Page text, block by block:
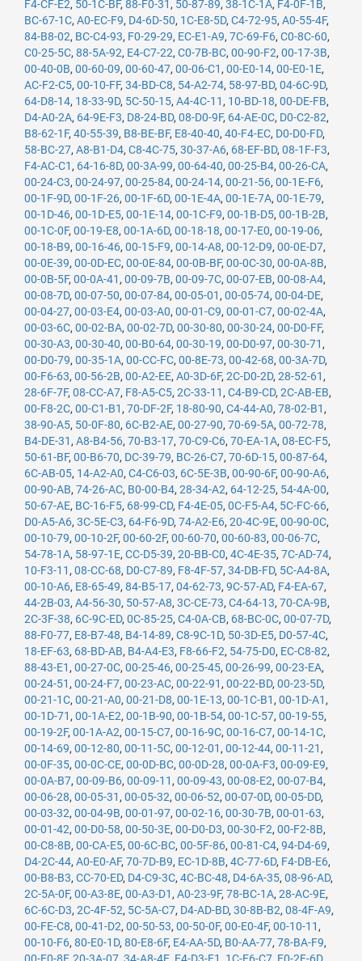
F4-CF-E2, 50-1C-BF, 88-F0-31 , 50-87-89, 38-1C-1A, F4-0F-1B,
BC-67-1C, A0-EC-F9, D4-6D-50, 1C-E8-5D, C4-72-95, A0-55-4F,
84-B8-02, BC-C4-93, F0-29-29, EC-E1-A9, 7C-69-F6, C0-8C-60,
C0-25-5C, 88-5A-92, E4-C7-22, C0-7B-BC, 00-90-F2, 00-17-3B,
00-40-0B, 00-60-09, 00-60-47, 00-06-C1 , 00-E0-14, 00-E0-1E,
AC-F2-C5, 00-10-FF, 34-BD-C8, 54-A2-74, 58-97-BD, 04-6C-9D,
64-D8-14, 18-33-9D, 5C-50-15, A4-4C-11 , 10-BD-18, 00-DE-FB,
D4-A0-2A, 64-9E-F3, D8-24-BD, 08-D0-9F, 64-AE-0C, D0-C2-82,
B8-62-1F, 40-55-39, B8-BE-BF, E8-40-40, 40-F4-EC, D0-D0-FD,
58-BC-27, A8-B1-D4, C8-4C-75, 30-37-A6, 68-EF-BD, 08-1F-F3,
F4-AC-C1 , 64-16-8D, 00-3A-99, 00-64-40, 00-25-B4, 00-26-CA,
00-24-C3, 00-24-97, 00-25-84, 00-24-14, 00-21-56, 00-1E-F6,
00-1F-9D, 00-1F-26, 00-1F-6D, 00-1E-4A, 00-1E-7A, 00-1E-79,
00-1D-46, 00-1D-E5, 00-1E-14, 00-1C-F9, 00-1B-D5, 00-1B-2B,
00-1C-0F, 00-19-E8, 00-1A-6D, 00-18-18, 00-17-E0, 00-19-06,
00-18-B9, 00-16-46, 00-15-F9, 00-14-A8, 00-12-D9, 00-0E-D7,
00-0E-39, 00-0D-EC, 00-0E-84, 00-0B-BF, 00-0C-30, 00-0A-8B,
00-0B-5F, 00-0A-41 , 00-09-7B, 00-09-7C, 00-07-EB, 00-08-A4,
00-08-7D, 00-07-50, 00-07-84, 00-05-01 , 00-05-74, 00-04-DE,
00-04-27, 00-03-E4, 00-03-A0, 00-01-C9, 00-01-C7, 00-02-4A,
00-03-6C, 00-02-BA, 00-02-7D, 00-30-80, 00-30-24, 00-D0-FF,
00-30-A3, 00-30-40, 00-B0-64, 00-30-19, 00-D0-97, 00-30-71 ,
00-D0-79, 00-35-1A, 00-CC-FC, 00-8E-73, 00-42-68, 00-3A-7D,
00-F6-63, 00-56-2B, 00-A2-EE, A0-3D-6F, 2C-D0-2D, 28-52-61 ,
28-6F-7F, 08-CC-A7, F8-A5-C5, 2C-33-11 , C4-B9-CD, 2C-AB-EB,
00-F8-2C, 00-C1-B1 , 70-DF-2F, 18-80-90, C4-44-A0, 78-02-B1 ,
38-90-A5, 50-0F-80, 6C-B2-AE, 00-27-90, 70-69-5A, 00-72-78,
B4-DE-31 , A8-B4-56, 70-B3-17, 70-C9-C6, 70-EA-1A, 08-EC-F5,
50-61-BF, 00-B6-70, DC-39-79, BC-26-C7, 70-6D-15, 00-87-64,
6C-AB-05, 14-A2-A0, C4-C6-03, 6C-5E-3B, 00-90-6F, 00-90-A6,
00-90-AB, 74-26-AC, B0-00-B4, 28-34-A2, 64-12-25, 54-4A-00,
50-67-AE, BC-16-F5, 68-99-CD, F4-4E-05, 0C-F5-A4, 5C-FC-66,
D0-A5-A6, 3C-5E-C3, 64-F6-9D, 74-A2-E6, 20-4C-9E, 00-90-0C,
00-10-79, 00-10-2F, 00-60-2F, 00-60-70, 00-60-83, 00-06-7C,
54-78-1A, 58-97-1E, CC-D5-39, 20-BB-C0, 4C-4E-35, 7C-AD-74,
10-F3-11 , 08-CC-68, D0-C7-89, F8-4F-57, 34-DB-FD, 5C-A4-8A,
00-10-A6, E8-65-49, 84-B5-17, 04-62-73, 9C-57-AD, F4-EA-67,
44-2B-03, A4-56-30, 50-57-A8, 3C-CE-73, C4-64-13, 70-CA-9B,
2C-3F-38, 6C-9C-ED, 0C-85-25, C4-0A-CB, 68-BC-0C, 00-07-7D,
88-F0-77, E8-B7-48, B4-14-89, C8-9C-1D, 50-3D-E5, D0-57-4C,
18-EF-63, 68-BD-AB, B4-A4-E3, F8-66-F2, 54-75-D0, EC-C8-82,
88-43-E1 , 00-27-0C, 00-25-46, 00-25-45, 00-26-99, 00-23-EA,
00-24-51 , 00-24-F7, 00-23-AC, 00-22-91 , 00-22-BD, 00-23-5D,
00-21-1C, 00-21-A0, 00-21-D8, 00-1E-13, 00-1C-B1 , 00-1D-A1 ,
00-1D-71 , 00-1A-E2, 00-1B-90, 00-1B-54, 00-1C-57, 00-19-55,
00-19-2F, 00-1A-A2, 00-15-C7, 00-16-9C, 00-16-C7, 00-14-1C,
00-14-69, 00-12-80, 00-11-5C, 00-12-01 , 00-12-44, 00-11-21 ,
00-0F-35, 00-0C-CE, 00-0D-BC, 00-0D-28, 00-0A-F3, 00-09-E9,
00-0A-B7, 00-09-B6, 00-09-11 , 00-09-43, 00-08-E2, 00-07-B4,
00-06-28, 00-05-31 , 00-05-32, 00-06-52, 00-07-0D, 00-05-DD,
00-03-32, 00-04-9B, 00-01-97, 00-02-16, 00-30-7B, 00-01-63,
00-01-42, 00-D0-58, 00-50-3E, 00-D0-D3, 00-30-F2, 00-F2-8B,
00-C8-8B, 00-CA-E5, 00-6C-BC, 00-5F-86, 00-81-C4, 94-D4-69,
D4-2C-44, A0-E0-AF, 70-7D-B9, EC-1D-8B, 4C-77-6D, F4-DB-E6,
00-B8-B3, CC-70-ED, D4-C9-3C, 4C-BC-48, D4-6A-35, 08-96-AD,
2C-5A-0F, 00-A3-8E, 00-A3-D1 , A0-23-9F, 78-BC-1A, 28-AC-9E,
6C-6C-D3, 2C-4F-52, 5C-5A-C7, D4-AD-BD, 30-8B-B2, 08-4F-A9,
00-FE-C8, 00-41-D2, 00-50-53, 00-50-0F, 00-E0-4F, 00-10-11 ,
00-10-F6, 80-E0-1D, 80-E8-6F, E4-AA-5D, B0-AA-77, 78-BA-F9,